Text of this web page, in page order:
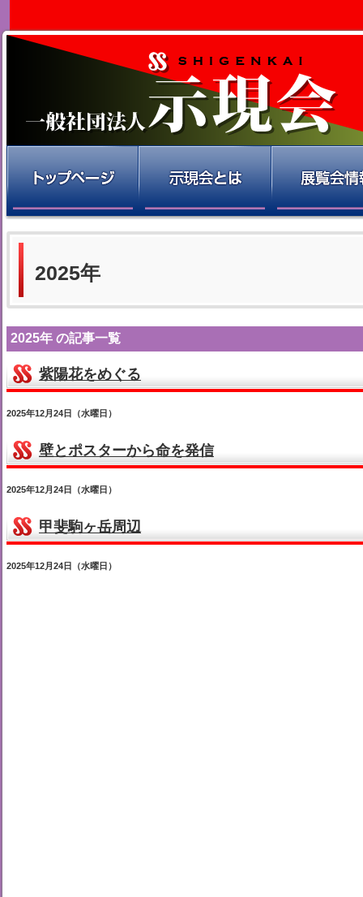
2025年
2025年 の記事一覧
紫陽花をめぐる
2025年12月24日（水曜日）
壁とポスターから命を発信
2025年12月24日（水曜日）
甲斐駒ヶ岳周辺
2025年12月24日（水曜日）